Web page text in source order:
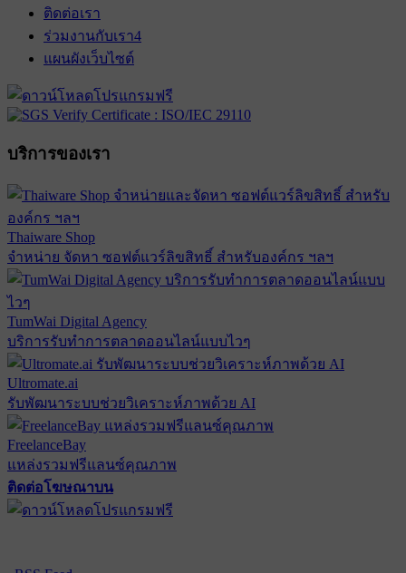
ติดต่อเรา
ร่วมงานกับเรา4
แผนผังเว็บไซต์
บริการของเรา
Thaiware Shop
จำหน่าย จัดหา ซอฟต์แวร์ลิขสิทธิ์ สำหรับองค์กร ฯลฯ
TumWai Digital Agency
บริการรับทำการตลาดออนไลน์แบบไวๆ
Ultromate.ai
รับพัฒนาระบบช่วยวิเคราะห์ภาพด้วย AI
FreelanceBay
แหล่งรวมฟรีแลนซ์คุณภาพ
ติดต่อโฆษณาบน